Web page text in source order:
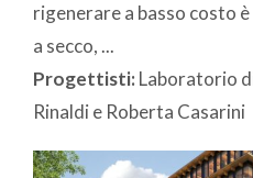
rigenerare a basso costo
a secco, ...
Progettisti: Laboratorio
Rinaldi e Roberta Casarini